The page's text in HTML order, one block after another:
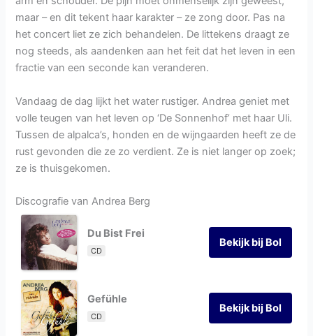
maar – en dit tekent haar karakter – ze zong door. Pas na
het concert liet ze zich behandelen. De littekens draagt ze
nog steeds, als aandenken aan het feit dat het leven in een
fractie van een seconde kan veranderen.
Vandaag de dag lijkt het water rustiger. Andrea geniet met
volle teugen van het leven op ‘De Sonnenhof’ met haar Uli.
Tussen de alpalca’s, honden en de wijngaarden heeft ze de
rust gevonden die ze zo verdient. Ze is niet langer op zoek;
ze is thuisgekomen.
Discografie van Andrea Berg
Du Bist Frei
CD
Bekijk bij Bol
Gefühle
CD
Bekijk bij Bol